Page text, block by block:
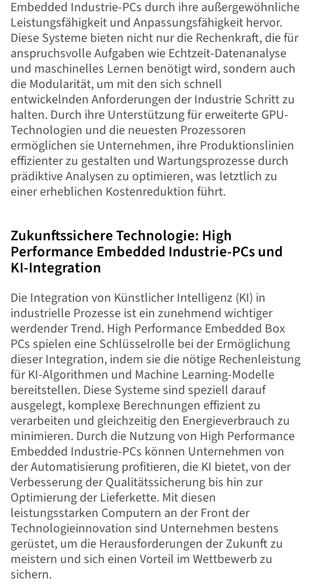
Embedded Industrie-PCs durch ihre außergewöhnliche
Leistungsfähigkeit und Anpassungsfähigkeit hervor.
Diese Systeme bieten nicht nur die Rechenkraft, die für
anspruchsvolle Aufgaben wie Echtzeit-Datenanalyse
und maschinelles Lernen benötigt wird, sondern auch
die Modularität, um mit den sich schnell
entwickelnden Anforderungen der Industrie Schritt zu
halten. Durch ihre Unterstützung für erweiterte GPU-
Technologien und die neuesten Prozessoren
ermöglichen sie Unternehmen, ihre Produktionslinien
effizienter zu gestalten und Wartungsprozesse durch
prädiktive Analysen zu optimieren, was letztlich zu
einer erheblichen Kostenreduktion führt.
Zukunftssichere Technologie: High
Performance Embedded Industrie-PCs und
KI-Integration
Die Integration von Künstlicher Intelligenz (KI) in
industrielle Prozesse ist ein zunehmend wichtiger
werdender Trend. High Performance Embedded Box
PCs spielen eine Schlüsselrolle bei der Ermöglichung
dieser Integration, indem sie die nötige Rechenleistung
für KI-Algorithmen und Machine Learning-Modelle
bereitstellen. Diese Systeme sind speziell darauf
ausgelegt, komplexe Berechnungen effizient zu
verarbeiten und gleichzeitig den Energieverbrauch zu
minimieren. Durch die Nutzung von High Performance
Embedded Industrie-PCs können Unternehmen von
der Automatisierung profitieren, die KI bietet, von der
Verbesserung der Qualitätssicherung bis hin zur
Optimierung der Lieferkette. Mit diesen
leistungsstarken Computern an der Front der
Technologieinnovation sind Unternehmen bestens
gerüstet, um die Herausforderungen der Zukunft zu
meistern und sich einen Vorteil im Wettbewerb zu
sichern.